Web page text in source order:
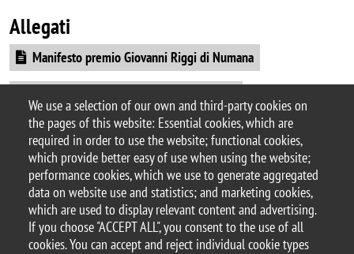
We use a selection of our own and third-party cookies on
the pages of this website: Essential cookies, which are
required in order to use the website; functional cookies,
which provide better easy of use when using the website;
performance cookies, which we use to generate aggregated
data on website use and statistics; and marketing cookies,
which are used to display relevant content and advertising.
If you choose "ACCEPT ALL", you consent to the use of all
cookies. You can accept and reject individual cookie types
Allegati
Document
Manifesto premio Giovanni Riggi di Numana
Document
Document
Domanda premio Giovanni Riggi di Numana
© 2025 University of Milano-Bicocca
Piazza dell'Ateneo Nuovo, 1 - 20126, Milan